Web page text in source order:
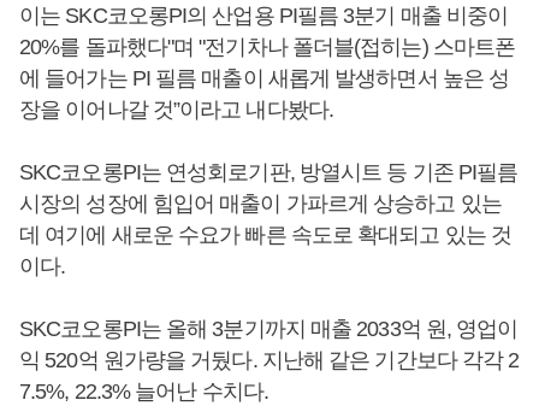
이는 SKC코오롱PI의 산업용 PI필름 3분기 매출 비중이
20%를 돌파했다"며 "전기차나 폴더블(접히는) 스마트폰
에 들어가는 PI 필름 매출이 새롭게 발생하면서 높은 성
장을 이어나갈 것”이라고 내다봤다.
SKC코오롱PI는 연성회로기판, 방열시트 등 기존 PI필름
시장의 성장에 힘입어 매출이 가파르게 상승하고 있는
데 여기에 새로운 수요가 빠른 속도로 확대되고 있는 것
이다.
SKC코오롱PI는 올해 3분기까지 매출 2033억 원, 영업이
익 520억 원가량을 거뒀다. 지난해 같은 기간보다 각각 2
7.5%, 22.3% 늘어난 수치다.